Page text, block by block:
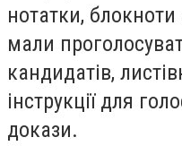
нотатки, блокноти
мали
кандидатів,
інструкції для
докази.